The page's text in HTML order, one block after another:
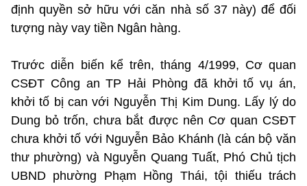
định quyền sở hữu với căn nhà số 37 này) để đối
tượng này vay tiền Ngân hàng.
Trước diễn biến kể trên, tháng 4/1999, Cơ quan
CSĐT Công an TP Hải Phòng đã khởi tố vụ án,
khởi tố bị can với Nguyễn Thị Kim Dung. Lấy lý do
Dung bỏ trốn, chưa bắt được nên Cơ quan CSĐT
chưa khởi tố với Nguyễn Bảo Khánh (là cán bộ văn
thư phường) và Nguyễn Quang Tuất, Phó Chủ tịch
UBND phường Phạm Hồng Thái, tội thiếu trách